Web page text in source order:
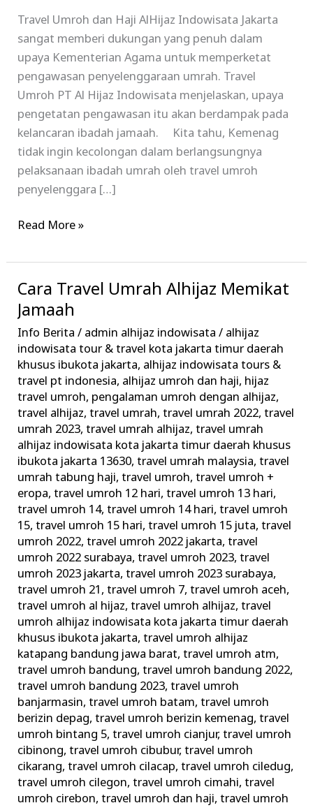
Travel Umroh dan Haji AlHijaz Indowisata Jakarta
sangat memberi dukungan yang penuh dalam
upaya Kementerian Agama untuk memperketat
pengawasan penyelenggaraan umrah. Travel
Umroh PT Al Hijaz Indowisata menjelaskan, upaya
pengetatan pengawasan itu akan berdampak pada
kelancaran ibadah jamaah. Kita tahu, Kemenag
tidak ingin kecolongan dalam berlangsungnya
pelaksanaan ibadah umrah oleh travel umroh
penyelenggara […]
Read More »
Cara Travel Umrah Alhijaz Memikat
Jamaah
Info Berita / admin alhijaz indowisata/ alhijaz
indowisata tour & travel kota jakarta timur daerah
khusus ibukota jakarta, alhijaz indowisata tours &
travel pt indonesia, alhijaz umroh dan haji, hijaz
travel umroh, pengalaman umroh dengan alhijaz,
travel alhijaz,travel umrah,travel umrah 2022,travel
umrah 2023,travel umrah alhijaz,travel umrah
alhijaz indowisata kota jakarta timur daerah khusus
ibukota jakarta 13630,travel umrah malaysia,travel
umrah tabung haji,travel umroh,travel umroh +
eropa,travel umroh 12 hari,travel umroh 13 hari,
travel umroh 14,travel umroh 14 hari,travel umroh
15,travel umroh 15 hari,travel umroh 15 juta,travel
umroh 2022,travel umroh 2022 jakarta,travel
umroh 2022 surabaya,travel umroh 2023,travel
umroh 2023 jakarta,travel umroh 2023 surabaya,
travel umroh 21,travel umroh 7,travel umroh aceh,
travel umroh al hijaz,travel umroh alhijaz,travel
umroh alhijaz indowisata kota jakarta timur daerah
khusus ibukota jakarta,travel umroh alhijaz
katapang bandung jawa barat,travel umroh atm,
travel umroh bandung,travel umroh bandung 2022,
travel umroh bandung 2023,travel umroh
banjarmasin,travel umroh batam,travel umroh
berizin depag,travel umroh berizin kemenag,travel
umroh bintang 5,travel umroh cianjur,travel umroh
cibinong,travel umroh cibubur,travel umroh
cikarang,travel umroh cilacap,travel umroh ciledug,
travel umroh cilegon,travel umroh cimahi,travel
umroh cirebon,travel umroh dan haji,travel umroh
Cara
Travel
Umrah
Alhijaz
Memikat
Jamaah